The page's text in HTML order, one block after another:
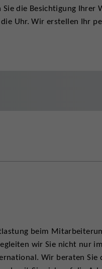
Sie die Besichtigung Ihrer
Uhr. Wir erstellen Ihr
beim
wir Sie nicht nur
Wir beraten Sie